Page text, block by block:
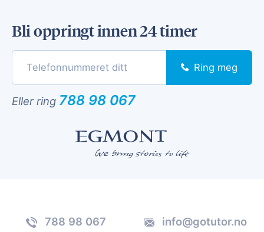
Bli oppringt innen 24 timer
Ring meg
Eller ring 788 98 067
788 98 067 info@gotutor.no